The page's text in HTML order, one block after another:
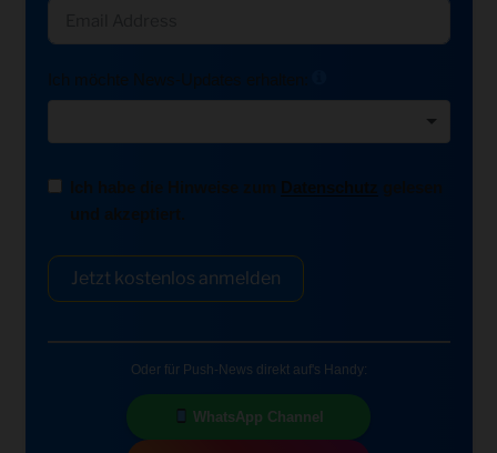
Datenschutz
Jetzt kostenlos anmelden
Oder für Push-News direkt auf's Handy:
WhatsApp Channel